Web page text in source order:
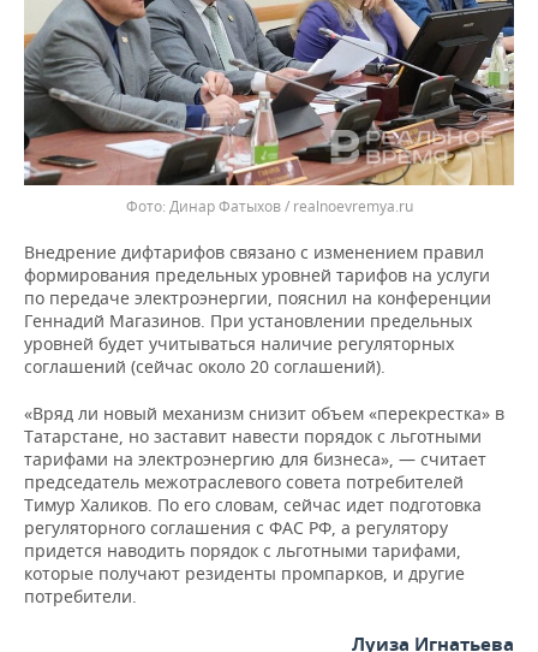
Динар Фатыхов / realnoevremya.ru
Внедрение дифтарифов связано с изменением правил
формирования предельных уровней тарифов на услуги
по передаче электроэнергии, пояснил на конференции
Геннадий Магазинов. При установлении предельных
уровней будет учитываться наличие регуляторных
соглашений (сейчас около 20 соглашений).
«Вряд ли новый механизм снизит объем «перекрестка» в
Татарстане, но заставит навести порядок с льготными
тарифами на электроэнергию для бизнеса», — считает
председатель межотраслевого совета потребителей
Тимур Халиков. По его словам, сейчас идет подготовка
регуляторного соглашения с ФАС РФ, а регулятору
придется наводить порядок с льготными тарифами,
которые получают резиденты промпарков, и другие
потребители.
Луиза Игнатьева